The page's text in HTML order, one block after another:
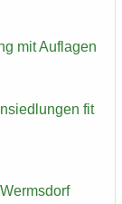
mit Auf­la­gen
fit